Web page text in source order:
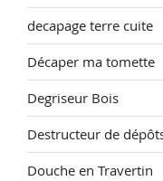
decapage terre cuite
Décaper ma tomette
Degriseur Bois
Destructeur de
Douche en Travertin